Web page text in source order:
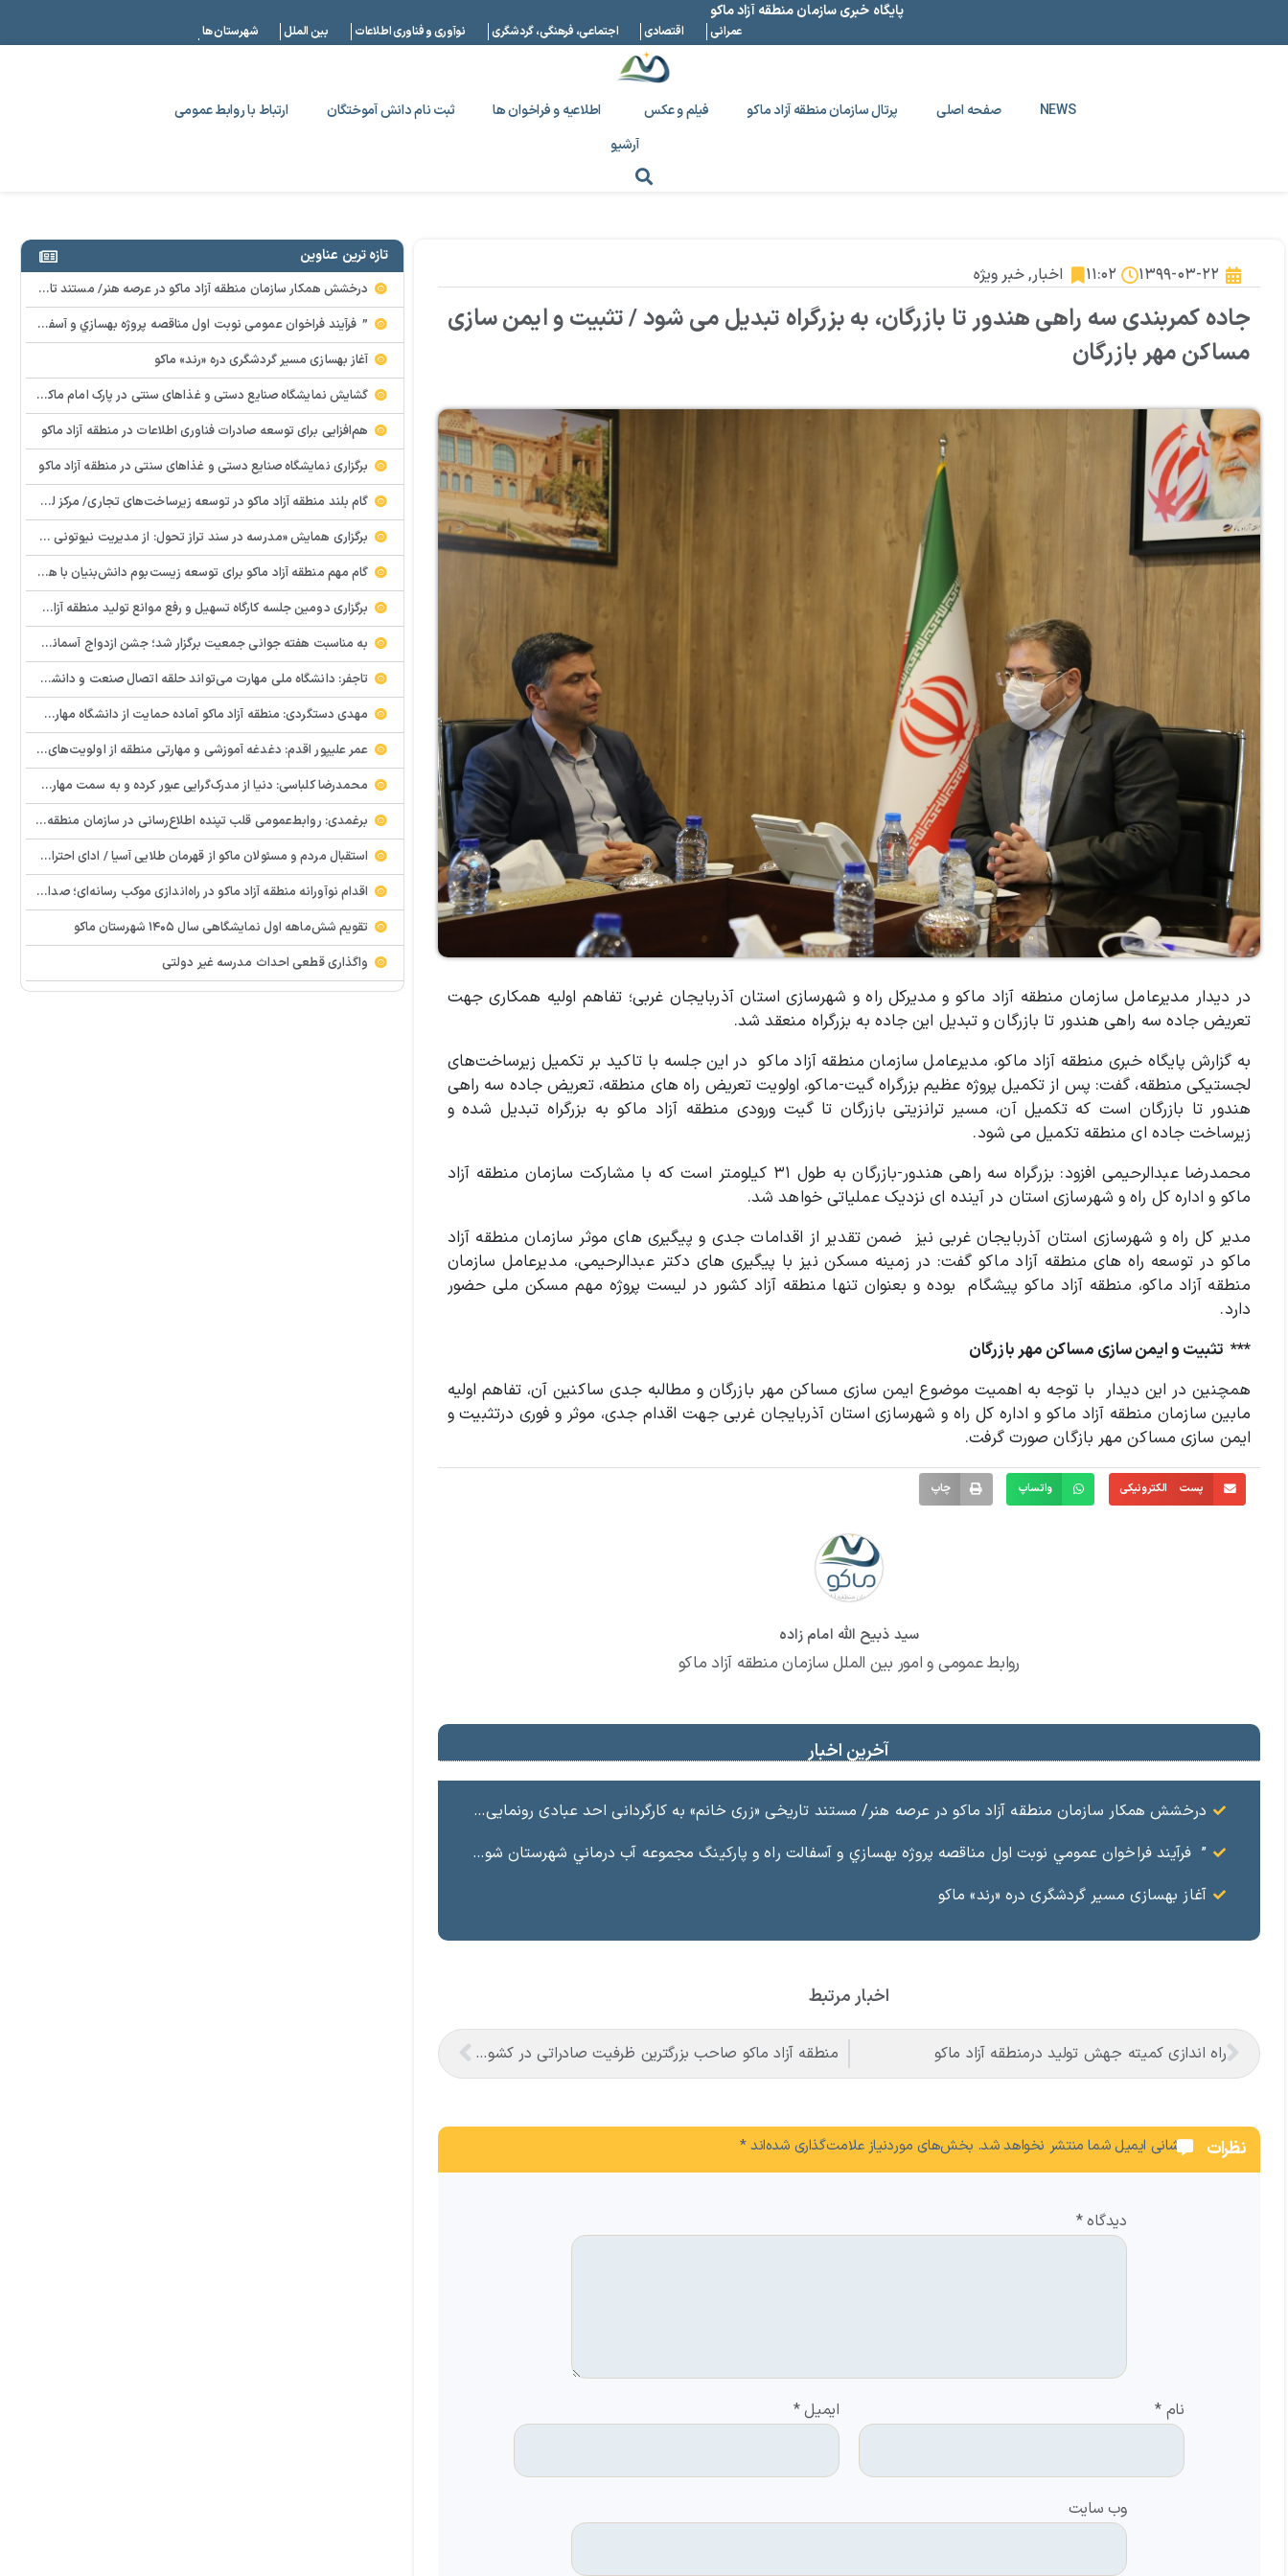
پایگاه خبری سازمان منطقه آزاد ماکو
عمرانی اقتصادی اجتماعی، فرهنگی، گردشگری نوآوری و فناوری اطلاعات بین الملل شهرستان ها
NEWS صفحه اصلی پرتال سازمان منطقه آزاد ماکو فیلم و عکس اطلاعیه و فراخوان ها ثبت نام دانش آموختگان
ارتباط با روابط عمومی
آرشیو
۱۳۹۹-۰۳-۲۲ ۱۱:۰۲ اخبار,خبر ویژه
جاده کمربندی سه راهی هندور تا بازرگان، به بزرگراه تبدیل می شود / تثبیت و ایمن سازی
مساکن مهر بازرگان
در دیدار مدیرعامل سازمان منطقه آزاد ماکو و مدیرکل راه و شهرسازی استان آذربایجان غربی؛ تفاهم اولیه همکاری جهت
تعریض جاده سه راهی هندور تا بازرگان و تبدیل این جاده به بزرگراه منعقد شد.
به گزارش پایگاه خبری منطقه آزاد ماکو، مدیرعامل سازمان منطقه آزاد ماکو در این جلسه با تاکید بر تکمیل زیرساخت‌های
لجستیکی منطقه، گفت: پس از تکمیل پروژه عظیم بزرگراه گیت-ماکو، اولویت تعریض راه های منطقه، تعریض جاده سه راهی
هندور تا بازرگان است که تکمیل آن، مسیر ترانزیتی بازرگان تا گیت ورودی منطقه آزاد ماکو به بزرگراه تبدیل شده و
زیرساخت جاده ای منطقه تکمیل می شود.
محمدرضا عبدالرحیمی افزود: بزرگراه سه راهی هندور-بازرگان به طول ۳۱ کیلومتر است که با مشارکت سازمان منطقه آزاد
ماکو و اداره کل راه و شهرسازی استان در آینده ای نزدیک عملیاتی خواهد شد.
مدیر کل راه و شهرسازی استان آذربایجان غربی نیز ضمن تقدیر از اقدامات جدی و پیگیری های موثر سازمان منطقه آزاد
ماکو در توسعه راه های منطقه آزاد ماکو گفت: در زمینه مسکن نیز با پیگیری های دکتر عبدالرحیمی، مدیرعامل سازمان
منطقه آزاد ماکو، منطقه آزاد ماکو پیشگام بوده و بعنوان تنها منطقه آزاد کشور در لیست پروژه مهم مسکن ملی حضور
دارد.
*** تثبیت و ایمن سازی مساکن مهر بازرگان
همچنین در این دیدار با توجه به اهمیت موضوع ایمن سازی مساکن مهر بازرگان و مطالبه جدی ساکنین آن، تفاهم اولیه
مابین سازمان منطقه آزاد ماکو و اداره کل راه و شهرسازی استان آذربایجان غربی جهت اقدام جدی، موثر و فوری درتثبیت و
ایمن سازی مساکن مهر بازگان صورت گرفت.
پست الکترونیکی واتساپ چاپ
سید ذبیح الله امام زاده
روابط عمومی و امور بین الملل سازمان منطقه آزاد ماکو
آخرین اخبار
درخشش همکار سازمان منطقه آزاد ماکو در عرصه هنر/ مستند تاریخی «زری خانم» به کارگردانی احد عبادی رونمایی شد
” فرآيند فراخوان عمومي نوبت اول مناقصه پروژه بهسازي و آسفالت راه و پاركينگ مجموعه آب درماني شهرستان شوط منطقه آزاد ماكو “
آغاز بهسازی مسیر گردشگری دره «رند» ماکو
اخبار مرتبط
راه اندازی کمیته جهش تولید درمنطقه آزاد ماکو منطقه آزاد ماکو صاحب بزرگترین ظرفیت صادراتی در کشور است
نظرات نشانی ایمیل شما منتشر نخواهد شد. بخش‌های موردنیاز علامت‌گذاری شده‌اند*
دیدگاه*
نام* ایمیل*
وب‌ سایت
تازه ترین عناوین
درخشش همکار سازمان منطقه آزاد ماکو در عرصه هنر/ مستند تاریخی «زری خانم» به کارگردانی احد عبادی رونمایی شد
” فرآيند فراخوان عمومي نوبت اول مناقصه پروژه بهسازي و آسفالت راه و پاركينگ مجموعه آب درماني شهرستان شوط منطقه آزاد ماكو “
آغاز بهسازی مسیر گردشگری دره «رند» ماکو
گشایش نمایشگاه صنایع دستی و غذاهای سنتی در پارک امام ماکو با محوریت توانمندسازی زنان
هم‌افزایی برای توسعه صادرات فناوری اطلاعات در منطقه آزاد ماکو
برگزاری نمایشگاه صنایع دستی و غذاهای سنتی در منطقه آزاد ماکو
گام بلند منطقه آزاد ماکو در توسعه زیرساخت‌های تجاری/ مرکز لجستیک مرزی بازرگان تصویب شد
️برگزاری همایش «مدرسه در سند تراز تحول: از مدیریت نیوتونی به رهبری کوانتومی» با مشارکت سازمان منطقه آزاد ماکو
گام مهم منطقه آزاد ماکو برای توسعه زیست‌بوم دانش‌بنیان با همکاری مرکز نوآوری و شتابدهنده‌های استارتاپ
برگزاری دومین جلسه کارگاه تسهیل و رفع موانع تولید منطقه آزاد ماکو
به مناسبت هفته جوانی جمعیت برگزار شد؛ جشن ازدواج آسمانی و ازدواج آسان در شهرستان پلدشت
تاجفر: دانشگاه ملی مهارت می‌تواند حلقه اتصال صنعت و دانشگاه باشد
مهدی دستگردی: منطقه آزاد ماکو آماده حمایت از دانشگاه مهارت‌محور است
عمر علیپور اقدم: دغدغه آموزشی و مهارتی منطقه از اولویت‌های اصلی ماست
محمدرضا کلباسی: دنیا از مدرک‌گرایی عبور کرده و به سمت مهارت حرکت می‌کند
برغمدی: روابط‌عمومی قلب تپنده اطلاع‌رسانی در سازمان منطقه آزاد ماکو است
استقبال مردم و مسئولان ماکو از قهرمان طلایی آسیا / ادای احترام ابوالفضل پیشه‌ور به شهدای گمنام
اقدام نوآورانه منطقه آزاد ماکو در راه‌اندازی موکب رسانه‌ای؛ صدای مردم از دل تجمعات طنین‌انداز شد
تقویم شش‌ماهه اول نمایشگاهی سال ۱۴۰۵ شهرستان ماکو
واگذاری قطعی احداث مدرسه غیر دولتی